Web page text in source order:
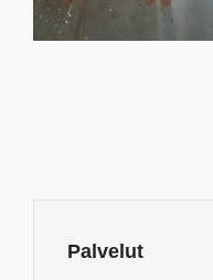
Palvelut